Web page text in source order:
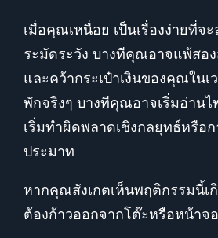
เมื่อคุณเหนื่อย เป็นเรื่องง่ายที่จ
ระมัดระวัง บางทีคุณอาจแพ้สอ
และคว้ากระเป๋าเงินของคุณใน
พักจริงๆ บางทีคุณอาจเริ่มอ่าน
เริ่มทำผิดพลาดเชิงกลยุทธ์หรือ
ประมาท
หากคุณสังเกตเห็นพฤติกรรมนี้เ
ต้องก้าวออกจากโต๊ะหรือหน้าจอ